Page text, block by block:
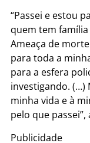
“Passei e estou
quem tem
Ameaça de
para toda a
para a esfera
investigando. (…)
minha vida e à
pelo que
Publicidade